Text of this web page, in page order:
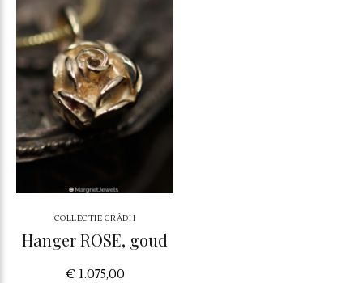
COLLECTIE GRÀDH
Hanger ROSE, goud
€ 1.075,00